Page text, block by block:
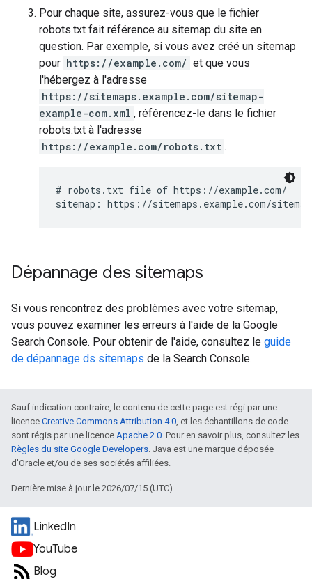
Pour chaque site, assurez-vous que le fichier
robots.txt fait référence au sitemap du site en
question. Par exemple, si vous avez créé un sitemap
pour https://example.com/ et que vous
l'hébergez à l'adresse
https://sitemaps.example.com/sitemap-
example-com.xml , référencez-le dans le fichier
robots.txt à l'adresse
https://example.com/robots.txt .
# robots.txt file of https://example.com/
sitemap: https://sitemaps.example.com/
Dépannage des sitemaps
Si vous rencontrez des problèmes avec votre sitemap,
vous pouvez examiner les erreurs à l'aide de la Google
Search Console. Pour obtenir de l'aide, consultez le guide
de dépannage ds sitemaps de la Search Console.
Sauf indication contraire, le contenu de cette page est régi par une
licence Creative Commons Attribution 4.0, et les échantillons de code
sont régis par une licence Apache 2.0. Pour en savoir plus, consultez les
Règles du site Google Developers. Java est une marque déposée
d'Oracle et/ou de ses sociétés affiliées.
Dernière mise à jour le 2026/07/15 (UTC).
LinkedIn
YouTube
Blog